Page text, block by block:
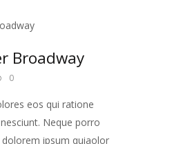
Broadway
0
eos qui ratione
Neque porro
ipsum quiaolor